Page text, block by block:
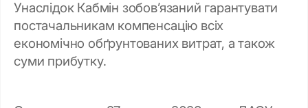
Унаслідок Кабмін зобов’язаний гарантувати
постачальникам компенсацію всіх
економічно обґрунтованих витрат, а також
суми прибутку.